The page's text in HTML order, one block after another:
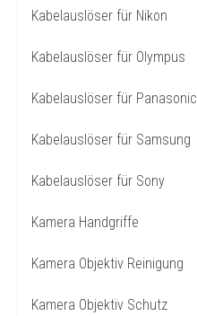
Kabelauslöser für Nikon
Kabelauslöser für Olympus
Kabelauslöser für Panasonic
Kabelauslöser für Samsung
Kabelauslöser für Sony
Kamera Handgriffe
Kamera Objektiv Reinigung
Kamera Objektiv Schutz